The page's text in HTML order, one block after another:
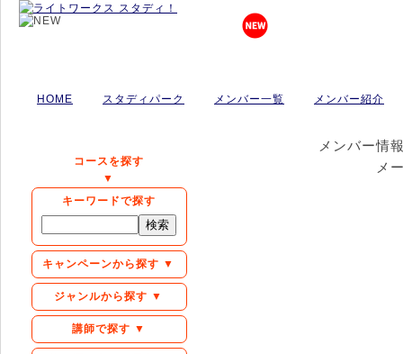
HOME スタディパーク メンバー一覧 メンバー紹介
コースを探す
▼
キーワードで探す
キャンペーンから探す ▼
ジャンルから探す ▼
講師で探す ▼
メンバー情
メ